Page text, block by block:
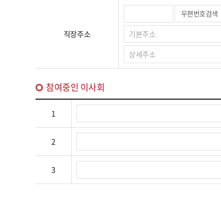
직장주소
우편번호검색
참여중인 이사회
1
2
3